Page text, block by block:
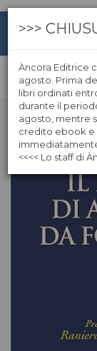
>>>
Àncora Editrice
agosto. Prima
libri ordinati
durante il
agosto, mentre
credito ebook e
<<<< Lo staff di